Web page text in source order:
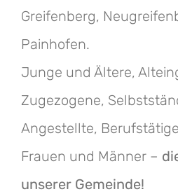
Greifenberg,
Painhofen.
Junge und Ältere,
Zugezogene,
Angestellte,
Frauen und Männer –
unserer Gemeinde!